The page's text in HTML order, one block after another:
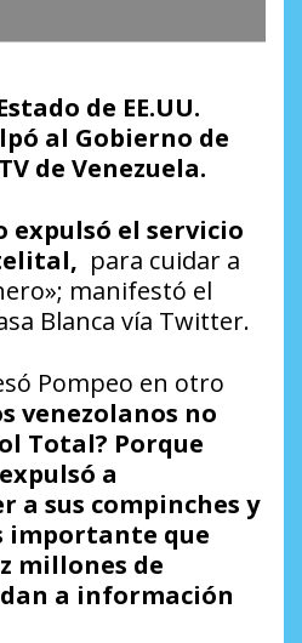
de EE.UU.
al Gobierno de
de Venezuela.
expulsó el servicio
para cuidar a
manifestó el
Blanca vía Twitter.
Pompeo en otro
venezolanos no
Total? Porque
a
a sus compinches y
importante que
millones de
a información